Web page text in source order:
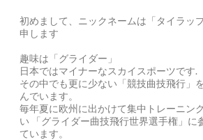
初めまして、ニックネームは「タイラッ
申します
趣味は「グライダー」
日本ではマイナーなスカイスポーツです.
その中でも更に少ない「競技曲技飛行」
んでいます。
毎年夏に欧州に出かけて集中トレーニン
い 「グライダー曲技飛行世界選手権」に
ています。